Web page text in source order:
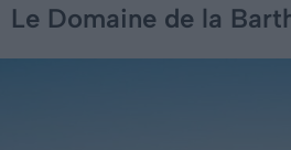
Le Domaine de la